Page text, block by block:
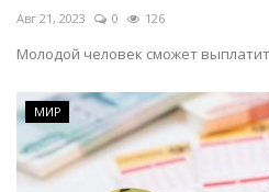
Авг 21, 2023 0 126
Молодой человек сможет
МИР